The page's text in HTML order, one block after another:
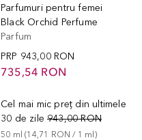
Parfumuri pentru femei
Black Orchid Perfume
Parfum
PRP 943,00 RON
735,54 RON
Cel mai mic preț din ultimele
30 de zile 943,00 RON
50 ml (14,71 RON / 1 ml)